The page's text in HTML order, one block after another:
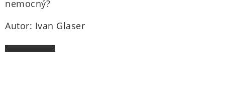
nemocný?
Autor: Ivan Glaser